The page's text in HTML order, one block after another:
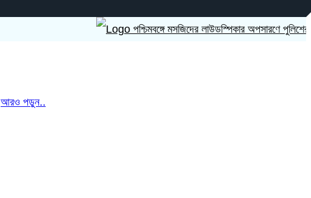
পশ্চিমবঙ্গে মসজিদের লাউডস্পিকার অপসারণে পুলিশের চাপ
আরও পড়ুন..